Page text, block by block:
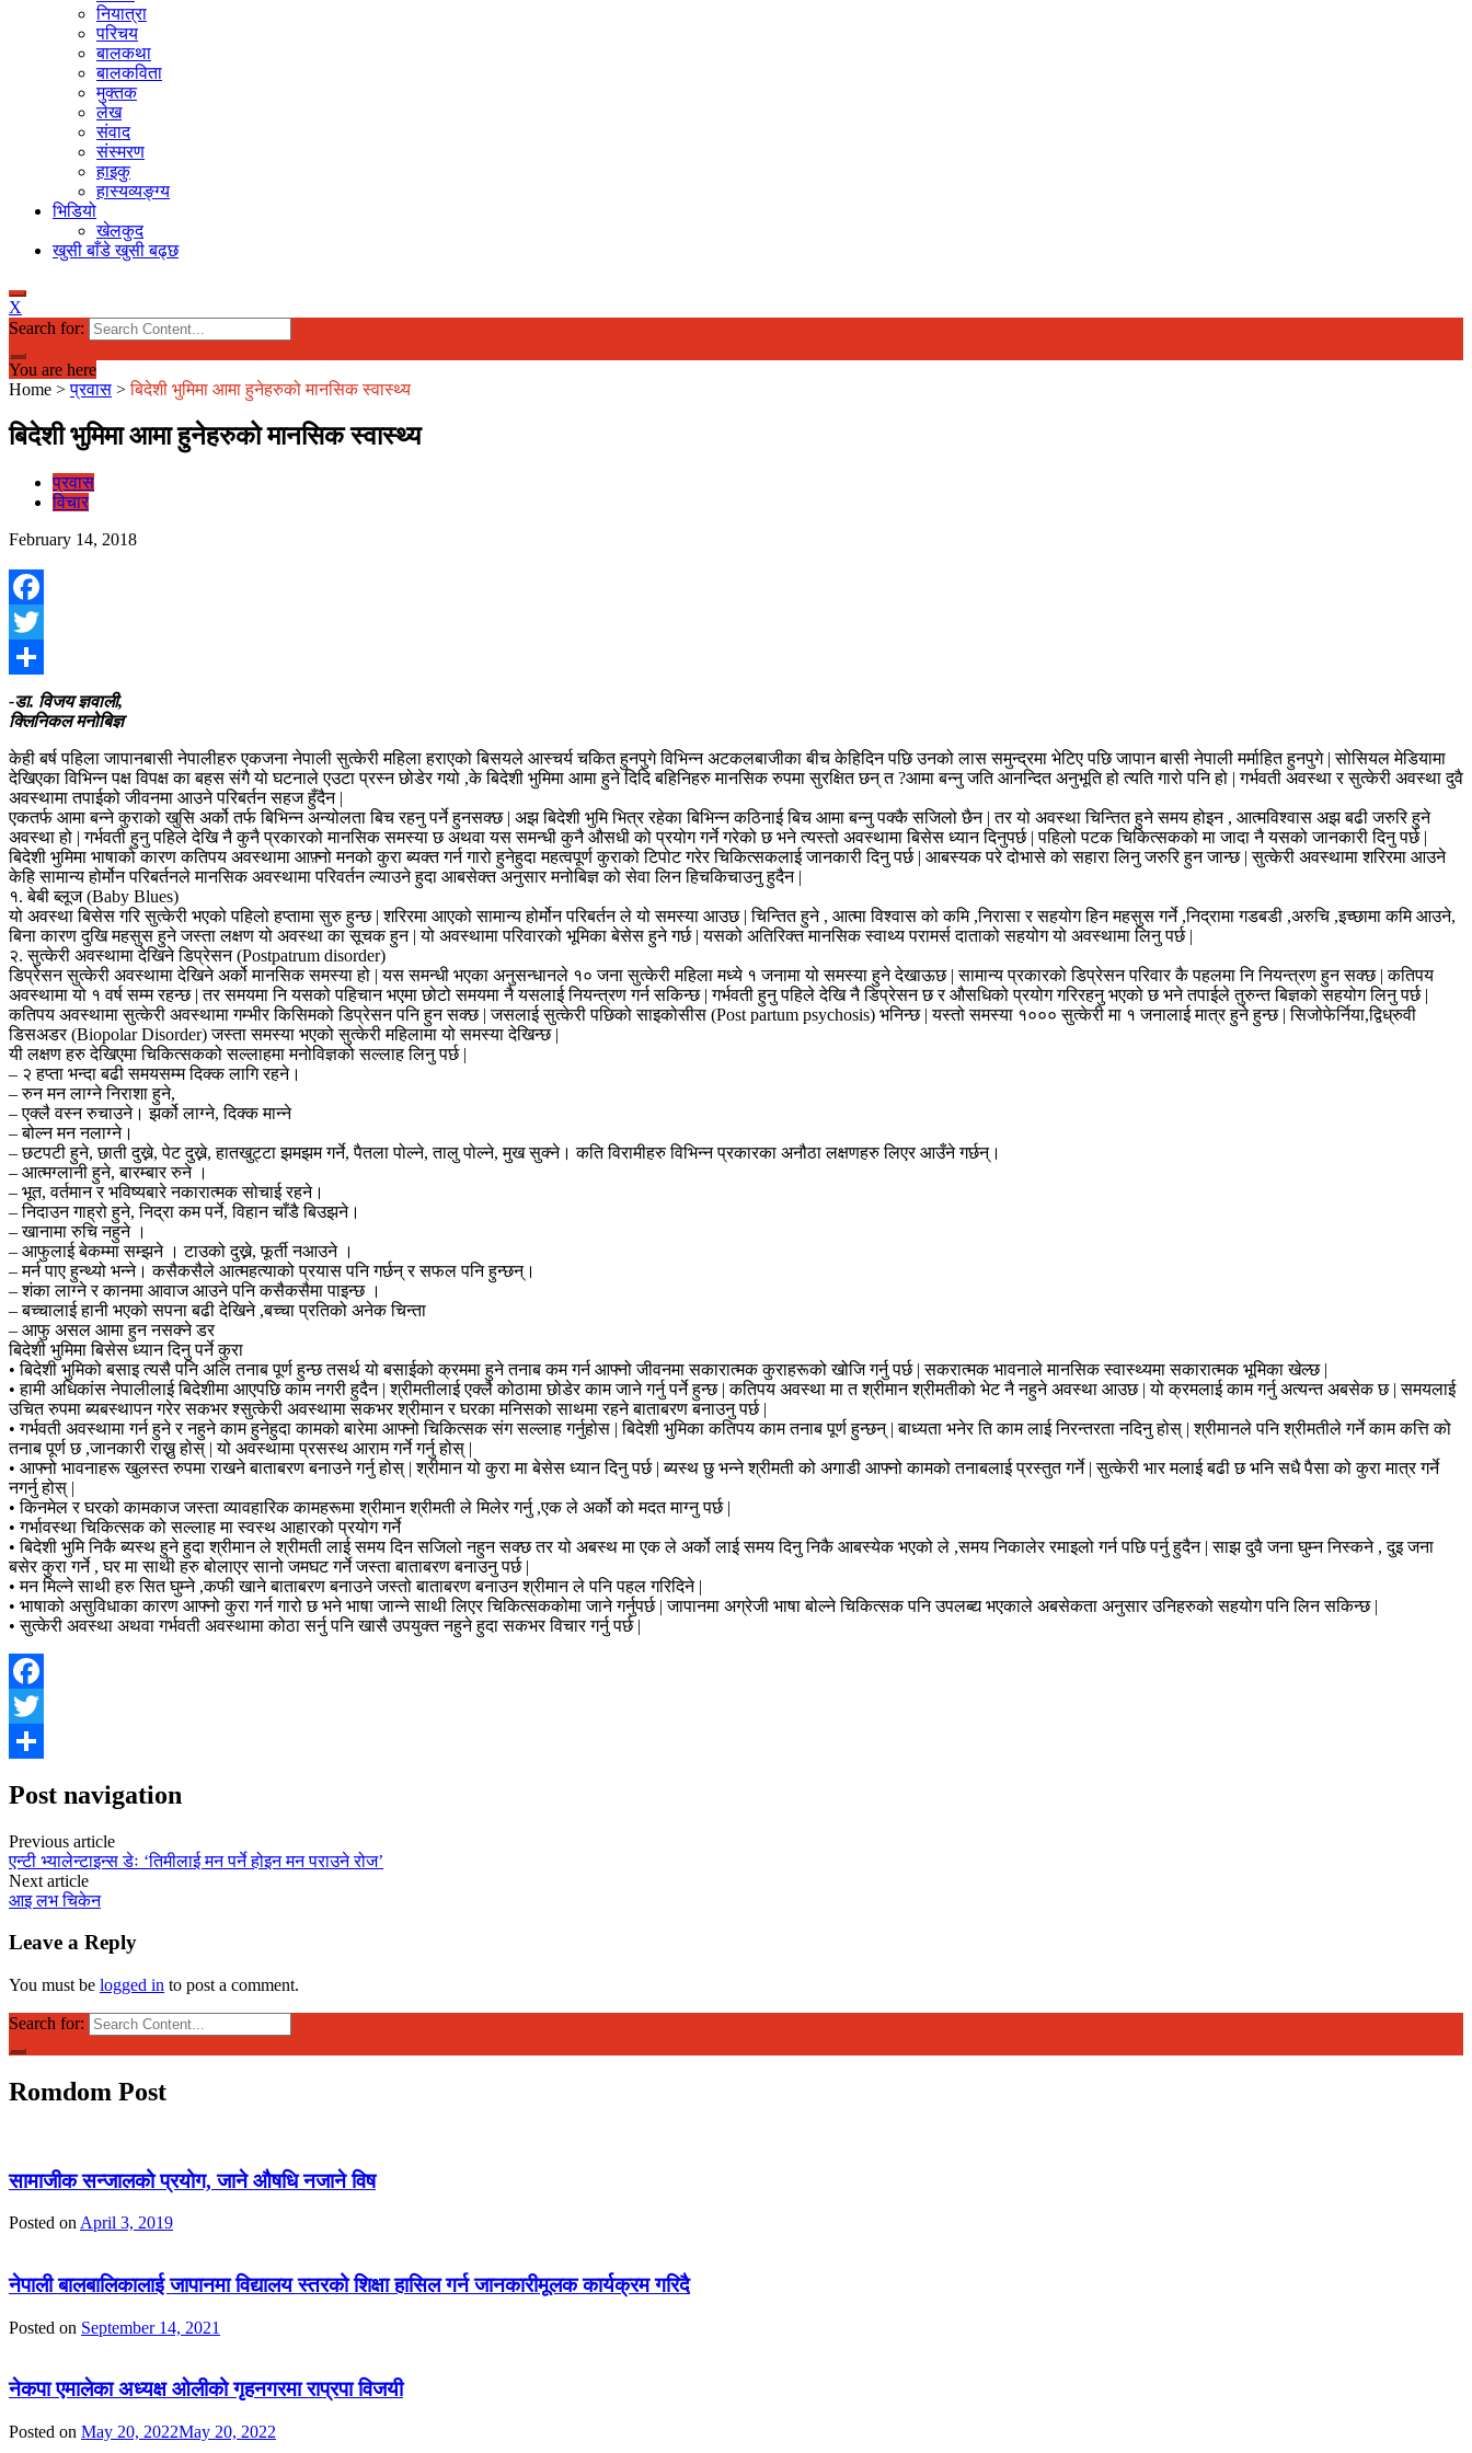
नियात्रा
परिचय
बालकथा
बालकविता
मुक्तक
लेख
संवाद
संस्मरण
हाइकु
हास्यव्यङ्ग्य
भिडियो
खेलकुद
खुसी बाँडे खुसी बढ्छ
X
Search for:
You are here
Home >प्रवास >बिदेशी भुमिमा आमा हुनेहरुको मानसिक स्वास्थ्य
बिदेशी भुमिमा आमा हुनेहरुको मानसिक स्वास्थ्य
प्रवास
विचार
February 14, 2018
Facebook
Twitter
Share
-डा. विजय ज्ञवाली,
क्लिनिकल मनोबिज्ञ
केही बर्ष पहिला जापानबासी नेपालीहरु एकजना नेपाली सुत्केरी महिला हराएको बिसयले आस्चर्य चकित हुनपुगे विभिन्न अटकलबाजीका बीच केहिदिन पछि उनको लास समुन्द्रमा भेटिए पछि जापान बासी नेपाली मर्माहित हुनपुगे | सोसियल मेडियामा
देखिएका विभिन्न पक्ष विपक्ष का बहस संगै यो घटनाले एउटा प्रस्न छोडेर गयो ,के बिदेशी भुमिमा आमा हुने दिदि बहिनिहरु मानसिक रुपमा सुरक्षित छन् त ?आमा बन्नु जति आनन्दित अनुभूति हो त्यति गारो पनि हो | गर्भवती अवस्था र सुत्केरी अवस्था दुवै
अवस्थामा तपाईको जीवनमा आउने परिबर्तन सहज हुँदैन |
एकतर्फ आमा बन्ने कुराको खुसि अर्को तर्फ बिभिन्न अन्योलता बिच रहनु पर्ने हुनसक्छ | अझ बिदेशी भुमि भित्र रहेका बिभिन्न कठिनाई बिच आमा बन्नु पक्कै सजिलो छैन | तर यो अवस्था चिन्तित हुने समय होइन , आत्मविश्वास अझ बढी जरुरि हुने
अवस्था हो | गर्भवती हुनु पहिले देखि नै कुनै प्रकारको मानसिक समस्या छ अथवा यस समन्धी कुनै औसधी को प्रयोग गर्ने गरेको छ भने त्यस्तो अवस्थामा बिसेस ध्यान दिनुपर्छ | पहिलो पटक चिकित्सकको मा जादा नै यसको जानकारी दिनु पर्छ |
बिदेशी भुमिमा भाषाको कारण कतिपय अवस्थामा आफ़्नो मनको कुरा ब्यक्त गर्न गारो हुनेहुदा महत्वपूर्ण कुराको टिपोट गरेर चिकित्सकलाई जानकारी दिनु पर्छ | आबस्यक परे दोभासे को सहारा लिनु जरुरि हुन जान्छ | सुत्केरी अवस्थामा शरिरमा आउने
केहि सामान्य होर्मोन परिबर्तनले मानसिक अवस्थामा परिवर्तन ल्याउने हुदा आबसेक्त अनुसार मनोबिज्ञ को सेवा लिन हिचकिचाउनु हुदैन |
१. बेबी ब्लूज (Baby Blues)
यो अवस्था बिसेस गरि सुत्केरी भएको पहिलो हप्तामा सुरु हुन्छ | शरिरमा आएको सामान्य होर्मोन परिबर्तन ले यो समस्या आउछ | चिन्तित हुने , आत्मा विश्वास को कमि ,निरासा र सहयोग हिन महसुस गर्ने ,निद्रामा गडबडी ,अरुचि ,इच्छामा कमि आउने,
बिना कारण दुखि महसुस हुने जस्ता लक्षण यो अवस्था का सूचक हुन | यो अवस्थामा परिवारको भूमिका बेसेस हुने गर्छ | यसको अतिरिक्त मानसिक स्वाथ्य परामर्स दाताको सहयोग यो अवस्थामा लिनु पर्छ |
२. सुत्केरी अवस्थामा देखिने डिप्रेसन (Postpatrum disorder)
डिप्रेसन सुत्केरी अवस्थामा देखिने अर्को मानसिक समस्या हो | यस समन्धी भएका अनुसन्धानले १० जना सुत्केरी महिला मध्ये १ जनामा यो समस्या हुने देखाऊछ | सामान्य प्रकारको डिप्रेसन परिवार कै पहलमा नि नियन्त्रण हुन सक्छ | कतिपय
अवस्थामा यो १ वर्ष सम्म रहन्छ | तर समयमा नि यसको पहिचान भएमा छोटो समयमा नै यसलाई नियन्त्रण गर्न सकिन्छ | गर्भवती हुनु पहिले देखि नै डिप्रेसन छ र औसधिको प्रयोग गरिरहनु भएको छ भने तपाईले तुरुन्त बिज्ञको सहयोग लिनु पर्छ |
कतिपय अवस्थामा सुत्केरी अवस्थामा गम्भीर किसिमको डिप्रेसन पनि हुन सक्छ | जसलाई सुत्केरी पछिको साइकोसीस (Post partum psychosis) भनिन्छ | यस्तो समस्या १००० सुत्केरी मा १ जनालाई मात्र हुने हुन्छ | सिजोफेर्निया,द्विध्रुवी
डिसअडर (Biopolar Disorder) जस्ता समस्या भएको सुत्केरी महिलामा यो समस्या देखिन्छ |
यी लक्षण हरु देखिएमा चिकित्सकको सल्लाहमा मनोविज्ञको सल्लाह लिनु पर्छ |
– २ हप्ता भन्दा बढी समयसम्म दिक्क लागि रहने।
– रुन मन लाग्ने निराशा हुने,
– एक्लै वस्न रुचाउने। झर्को लाग्ने, दिक्क मान्ने
– बोल्न मन नलाग्ने।
– छटपटी हुने, छाती दुख्ने, पेट दुख्ने, हातखुट्टा झमझम गर्ने, पैतला पोल्ने, तालु पोल्ने, मुख सुक्ने। कति विरामीहरु विभिन्न प्रकारका अनौठा लक्षणहरु लिएर आउँने गर्छन्।
– आत्मग्लानी हुने, बारम्बार रुने ।
– भूत, वर्तमान र भविष्यबारे नकारात्मक सोचाई रहने।
– निदाउन गाह्रो हुने, निद्रा कम पर्ने, विहान चाँडै बिउझने।
– खानामा रुचि नहुने ।
– आफुलाई बेकम्मा सम्झने । टाउको दुख्ने, फूर्ती नआउने ।
– मर्न पाए हुन्थ्यो भन्ने। कसैकसैले आत्महत्याको प्रयास पनि गर्छन् र सफल पनि हुन्छन्।
– शंका लाग्ने र कानमा आवाज आउने पनि कसैकसैमा पाइन्छ ।
– बच्चालाई हानी भएको सपना बढी देखिने ,बच्चा प्रतिको अनेक चिन्ता
– आफु असल आमा हुन नसक्ने डर
बिदेशी भुमिमा बिसेस ध्यान दिनु पर्ने कुरा
• बिदेशी भुमिको बसाइ त्यसै पनि अलि तनाब पूर्ण हुन्छ तसर्थ यो बसाईको क्रममा हुने तनाब कम गर्न आफ्नो जीवनमा सकारात्मक कुराहरूको खोजि गर्नु पर्छ | सकरात्मक भावनाले मानसिक स्वास्थ्यमा सकारात्मक भूमिका खेल्छ |
• हामी अधिकांस नेपालीलाई बिदेशीमा आएपछि काम नगरी हुदैन | श्रीमतीलाई एक्लै कोठामा छोडेर काम जाने गर्नु पर्ने हुन्छ | कतिपय अवस्था मा त श्रीमान श्रीमतीको भेट नै नहुने अवस्था आउछ | यो क्रमलाई काम गर्नु अत्यन्त अबसेक छ | समयलाई
उचित रुपमा ब्यबस्थापन गरेर सकभर श्सुत्केरी अवस्थामा सकभर श्रीमान र घरका मनिसको साथमा रहने बाताबरण बनाउनु पर्छ |
• गर्भवती अवस्थामा गर्न हुने र नहुने काम हुनेहुदा कामको बारेमा आफ्नो चिकित्सक संग सल्लाह गर्नुहोस | बिदेशी भुमिका कतिपय काम तनाब पूर्ण हुन्छन् | बाध्यता भनेर ति काम लाई निरन्तरता नदिनु होस् | श्रीमानले पनि श्रीमतीले गर्ने काम कत्ति को
तनाब पूर्ण छ ,जानकारी राख्नु होस् | यो अवस्थामा प्रसस्थ आराम गर्ने गर्नु होस् |
• आफ्नो भावनाहरू खुलस्त रुपमा राखने बाताबरण बनाउने गर्नु होस् | श्रीमान यो कुरा मा बेसेस ध्यान दिनु पर्छ | ब्यस्थ छु भन्ने श्रीमती को अगाडी आफ्नो कामको तनाबलाई प्रस्तुत गर्ने | सुत्केरी भार मलाई बढी छ भनि सधै पैसा को कुरा मात्र गर्ने
नगर्नु होस् |
• किनमेल र घरको कामकाज जस्ता व्यावहारिक कामहरूमा श्रीमान श्रीमती ले मिलेर गर्नु ,एक ले अर्को को मदत माग्नु पर्छ |
• गर्भावस्था चिकित्सक को सल्लाह मा स्वस्थ आहारको प्रयोग गर्ने
• बिदेशी भुमि निकै ब्यस्थ हुने हुदा श्रीमान ले श्रीमती लाई समय दिन सजिलो नहुन सक्छ तर यो अबस्थ मा एक ले अर्को लाई समय दिनु निकै आबस्येक भएको ले ,समय निकालेर रमाइलो गर्न पछि पर्नु हुदैन | साझ दुवै जना घुम्न निस्कने , दुइ जना
बसेर कुरा गर्ने , घर मा साथी हरु बोलाएर सानो जमघट गर्ने जस्ता बाताबरण बनाउनु पर्छ |
• मन मिल्ने साथी हरु सित घुम्ने ,कफी खाने बाताबरण बनाउने जस्तो बाताबरण बनाउन श्रीमान ले पनि पहल गरिदिने |
• भाषाको असुविधाका कारण आफ्नो कुरा गर्न गारो छ भने भाषा जान्ने साथी लिएर चिकित्सककोमा जाने गर्नुपर्छ | जापानमा अग्रेजी भाषा बोल्ने चिकित्सक पनि उपलब्द्य भएकाले अबसेकता अनुसार उनिहरुको सहयोग पनि लिन सकिन्छ |
• सुत्केरी अवस्था अथवा गर्भवती अवस्थामा कोठा सर्नु पनि खासै उपयुक्त नहुने हुदा सकभर विचार गर्नु पर्छ |
Facebook
Twitter
Post navigation
Previous article
एन्टी भ्यालेन्टाइन्स डेः ‘तिमीलाई मन पर्ने होइन मन पराउने रोज’
Next article
आइ लभ चिकेन
Leave a Reply
You must be logged in to post a comment.
Search for:
Romdom Post
सामाजीक सन्जालको प्रयोग, जाने औषधि नजाने विष
Posted on April 3, 2019
नेपाली बालबालिकालाई जापानमा विद्यालय स्तरको शिक्षा हासिल गर्न जानकारीमूलक कार्यक्रम गरिदै
Posted on September 14, 2021
नेकपा एमालेका अध्यक्ष ओलीको गृहनगरमा राप्रपा विजयी
Posted on May 20, 2022May 20, 2022